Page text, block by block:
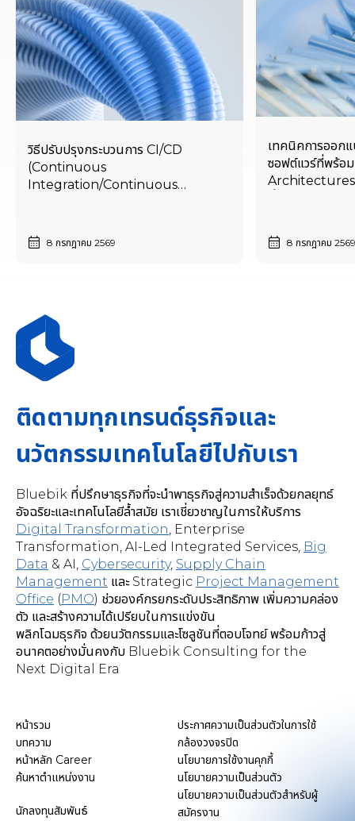
วิธีปรับปรุงกระบวนการ CI/CD
(Continuous
Integration/Continuous
8 กรกฎาคม 2569
เทคนิคการออก
ซอฟต์แวร์ที่พร้อ
8 กรกฎาคม 2569
ติดตามทุกเทรนด์ธุรกิจและ
นวัตกรรมเทคโนโลยีไปกับเรา
Bluebik ที่ปรึกษาธุรกิจที่จะนำพาธุรกิจสู่ความสำเร็จด้วยกลยุทธ์
อัจฉริยะและเทคโนโลยีล้ำสมัย เราเชี่ยวชาญในการให้บริการ
Digital Transformation, Enterprise
Transformation, AI-Led Integrated Services, Big
Data & AI, Cybersecurity, Supply Chain
Management และ Strategic Project Management
Office (PMO) ช่วยองค์กรยกระดับประสิทธิภาพ เพิ่มความคล่อง
ตัว และสร้างความได้เปรียบในการแข่งขัน
พลิกโฉมธุรกิจ ด้วยนวัตกรรมและโซลูชันที่ตอบโจทย์ พร้อมก้าวสู่
อนาคตอย่างมั่นคงกับ Bluebik Consulting for the
Next Digital Era
หน้ารวม
บทความ
หน้าหลัก Career
ค้นหาตำแหน่งงาน
นักลงทุนสัมพันธ์
ประกาศความเป็นส่วนตัวในการใช้
กล้องวงจรปิด
นโยบายการใช้งานคุกกี้
นโยบายความเป็นส่วนตัว
นโยบายความเป็นส่วนตัวสำหรับผู้
สมัครงาน